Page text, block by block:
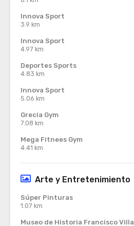
Innova Sport
3.9 km
Innova Sport
4.97 km
Deportes Sports
4.83 km
Innova Sport
5.06 km
Grecia Gym
7.08 km
Mega Fitnees Gym
4.41 km
Arte y Entretenimiento
Súper Pinturas
1.07 km
Museo de Historia Francisco Villa